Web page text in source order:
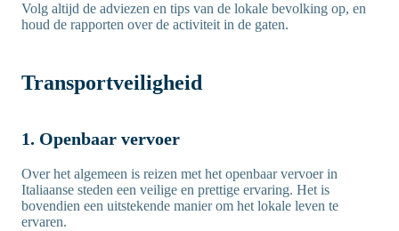
Volg altijd de adviezen en tips van de lokale bevolking op, en
houd de rapporten over de activiteit in de gaten.
Transportveiligheid
1. Openbaar vervoer
Over het algemeen is reizen met het openbaar vervoer in
Italiaanse steden een veilige en prettige ervaring. Het is
bovendien een uitstekende manier om het lokale leven te
ervaren.